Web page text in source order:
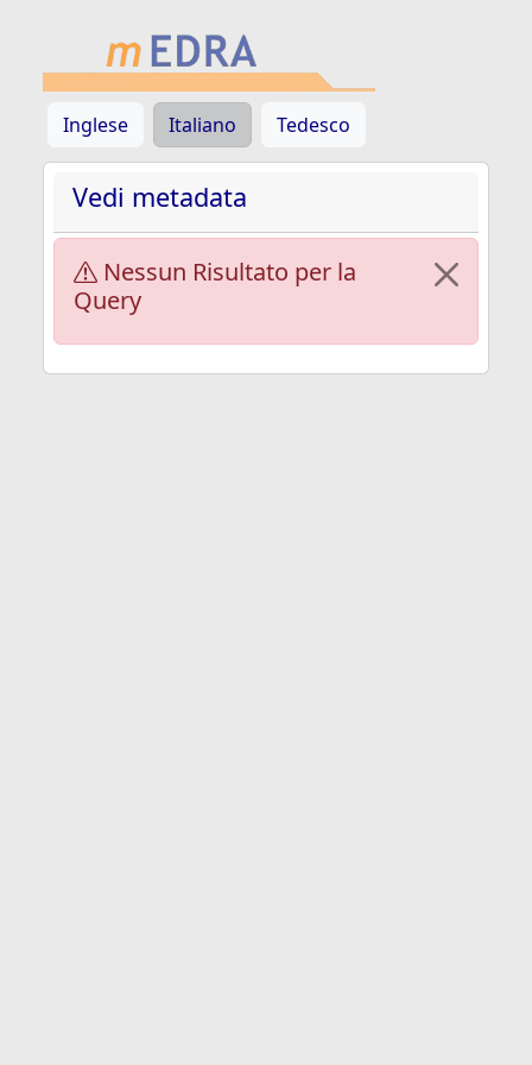
Inglese Italiano Tedesco
Vedi metadata
Nessun Risultato per la
Query